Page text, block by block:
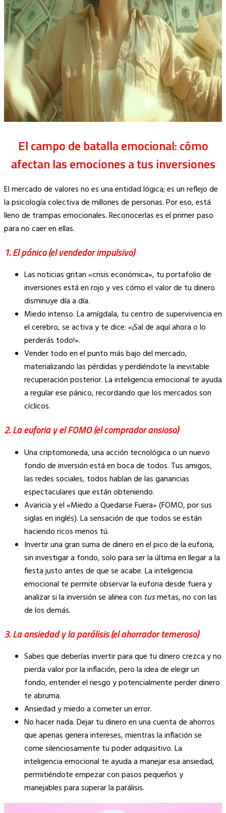
El campo de batalla emocional: cómo
afectan las emociones a tus inversiones
El mercado de valores no es una entidad lógica; es un reflejo de
la psicología colectiva de millones de personas. Por eso, está
lleno de trampas emocionales. Reconocerlas es el primer paso
para no caer en ellas.
1. El pánico (el vendedor impulsivo)
Las noticias gritan «crisis económica», tu portafolio de
inversiones está en rojo y ves cómo el valor de tu dinero
disminuye día a día.
Miedo intenso. La amígdala, tu centro de supervivencia en
el cerebro, se activa y te dice: «¡Sal de aquí ahora o lo
perderás todo!».
Vender todo en el punto más bajo del mercado,
materializando las pérdidas y perdiéndote la inevitable
recuperación posterior. La inteligencia emocional te ayuda
a regular ese pánico, recordando que los mercados son
cíclicos.
2. La euforia y el FOMO (el comprador ansioso)
Una criptomoneda, una acción tecnológica o un nuevo
fondo de inversión está en boca de todos. Tus amigos,
las redes sociales, todos hablan de las ganancias
espectaculares que están obteniendo.
Avaricia y el «Miedo a Quedarse Fuera» (FOMO, por sus
siglas en inglés). La sensación de que todos se están
haciendo ricos menos tú.
Invertir una gran suma de dinero en el pico de la euforia,
sin investigar a fondo, solo para ser la última en llegar a la
fiesta justo antes de que se acabe. La inteligencia
emocional te permite observar la euforia desde fuera y
analizar si la inversión se alinea con tusmetas, no con las
de los demás.
3. La ansiedad y la parálisis (el ahorrador temeroso)
Sabes que deberías invertir para que tu dinero crezca y no
pierda valor por la inflación, pero la idea de elegir un
fondo, entender el riesgo y potencialmente perder dinero
te abruma.
Ansiedad y miedo a cometer un error.
No hacer nada. Dejar tu dinero en una cuenta de ahorros
que apenas genera intereses, mientras la inflación se
come silenciosamente tu poder adquisitivo. La
inteligencia emocional te ayuda a manejar esa ansiedad,
permitiéndote empezar con pasos pequeños y
manejables para superar la parálisis.